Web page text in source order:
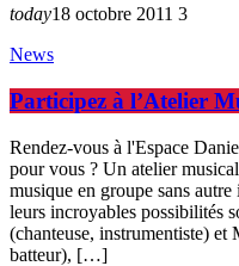
today18 octobre 2011 3
News
Participez à l’Atelier
Rendez-vous à l'Espace
pour vous ? Un atelier
musique en groupe sans
leurs incroyables possibilités
(chanteuse, instrumentiste) et
batteur), […]